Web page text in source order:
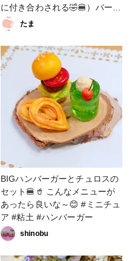
に付き合わされる🤣🍔）バーガ
ーショップモールドでした☺️ #
レジン #ごっこ遊び #ハンバー
ガー
たま
BIGハンバーガーとチュロスの
セット🍔🥤 こんなメニューが
あったら良いな～😊 #ミニチュ
ア #粘土 #ハンバーガー
shinobu